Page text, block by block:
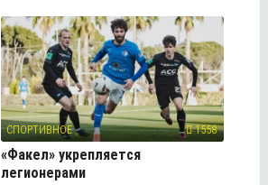
СПОРТИВНОЕ 1558
«Факел» укрепляется
легионерами